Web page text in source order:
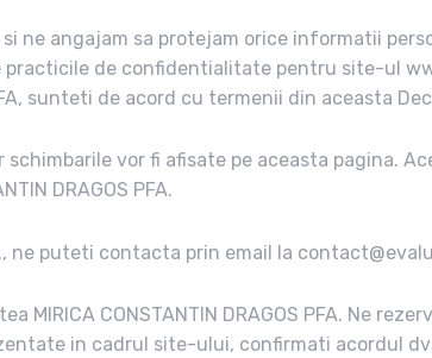
ne angajam sa protejam orice informatii
de confidentialitate pentru site-ul
sunteti de acord cu termenii din aceasta
vor fi afisate pe aceasta pagina.
DRAGOS PFA.
puteti contacta prin email la
MIRICA CONSTANTIN DRAGOS PFA. Ne
in cadrul site-ului, confirmati acordul